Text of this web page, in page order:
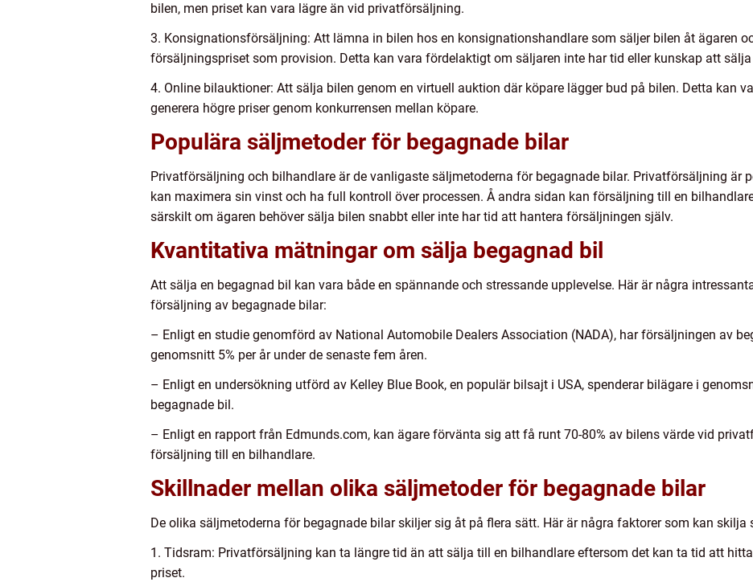
bilen, men priset kan vara lägre än vid privatförsäljning.
3. Konsignationsförsäljning: Att lämna in bilen hos en konsignationshandlare som säljer bilen åt ägaren
försäljningspriset som provision. Detta kan vara fördelaktigt om säljaren inte har tid eller kunskap att sälja
4. Online bilauktioner: Att sälja bilen genom en virtuell auktion där köpare lägger bud på bilen. Detta kan
generera högre priser genom konkurrensen mellan köpare.
Populära säljmetoder för begagnade bilar
Privatförsäljning och bilhandlare är de vanligaste säljmetoderna för begagnade bilar. Privatförsäljning är
kan maximera sin vinst och ha full kontroll över processen. Å andra sidan kan försäljning till en
särskilt om ägaren behöver sälja bilen snabbt eller inte har tid att hantera försäljningen själv.
Kvantitativa mätningar om sälja begagnad bil
Att sälja en begagnad bil kan vara både en spännande och stressande upplevelse. Här är några
försäljning av begagnade bilar:
– Enligt en studie genomförd av National Automobile Dealers Association (NADA), har försäljningen av
genomsnitt 5% per år under de senaste fem åren.
– Enligt en undersökning utförd av Kelley Blue Book, en populär bilsajt i USA, spenderar bilägare i
begagnade bil.
– Enligt en rapport från Edmunds.com, kan ägare förvänta sig att få runt 70-80% av bilens värde vid
försäljning till en bilhandlare.
Skillnader mellan olika säljmetoder för begagnade bilar
De olika säljmetoderna för begagnade bilar skiljer sig åt på flera sätt. Här är några faktorer som kan
1. Tidsram: Privatförsäljning kan ta längre tid än att sälja till en bilhandlare eftersom det kan ta tid att
priset.